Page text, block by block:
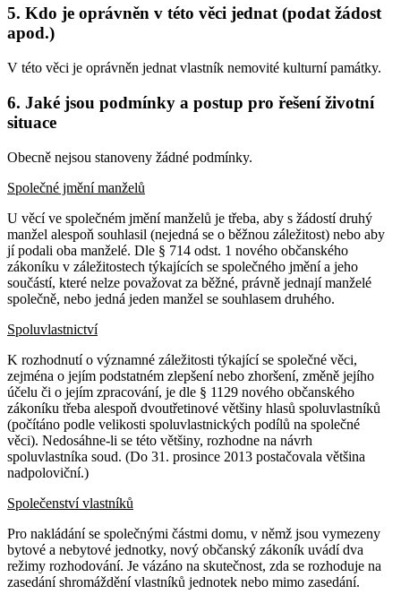
5. Kdo je oprávněn v této věci jednat (podat žádost
apod.)
V této věci je oprávněn jednat vlastník nemovité kulturní památky.
6. Jaké jsou podmínky a postup pro řešení životní
situace
Obecně nejsou stanoveny žádné podmínky.
Společné jmění manželů
U věcí ve společném jmění manželů je třeba, aby s žádostí druhý
manžel alespoň souhlasil (nejedná se o běžnou záležitost) nebo aby
jí podali oba manželé. Dle § 714 odst. 1 nového občanského
zákoníku v záležitostech týkajících se společného jmění a jeho
součástí, které nelze považovat za běžné, právně jednají manželé
společně, nebo jedná jeden manžel se souhlasem druhého.
Spoluvlastnictví
K rozhodnutí o významné záležitosti týkající se společné věci,
zejména o jejím podstatném zlepšení nebo zhoršení, změně jejího
účelu či o jejím zpracování, je dle § 1129 nového občanského
zákoníku třeba alespoň dvoutřetinové většiny hlasů spoluvlastníků
(počítáno podle velikosti spoluvlastnických podílů na společné
věci). Nedosáhne-li se této většiny, rozhodne na návrh
spoluvlastníka soud. (Do 31. prosince 2013 postačovala většina
nadpoloviční.)
Společenství vlastníků
Pro nakládání se společnými částmi domu, v němž jsou vymezeny
bytové a nebytové jednotky, nový občanský zákoník uvádí dva
režimy rozhodování. Je vázáno na skutečnost, zda se rozhoduje na
zasedání shromáždění vlastníků jednotek nebo mimo zasedání.